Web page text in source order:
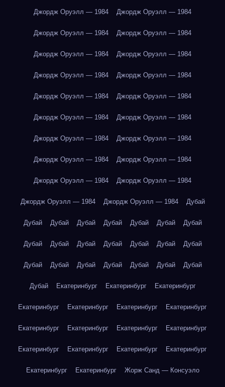
Джордж Оруэлл — 1984 Джордж Оруэлл — 1984
Джордж Оруэлл — 1984 Джордж Оруэлл — 1984
Джордж Оруэлл — 1984 Джордж Оруэлл — 1984
Джордж Оруэлл — 1984 Джордж Оруэлл — 1984
Джордж Оруэлл — 1984 Джордж Оруэлл — 1984
Джордж Оруэлл — 1984 Джордж Оруэлл — 1984
Джордж Оруэлл — 1984 Джордж Оруэлл — 1984
Джордж Оруэлл — 1984 Джордж Оруэлл — 1984
Джордж Оруэлл — 1984 Джордж Оруэлл — 1984
Джордж Оруэлл — 1984 Джордж Оруэлл — 1984 Дубай
Дубай Дубай Дубай Дубай Дубай Дубай Дубай
Дубай Дубай Дубай Дубай Дубай Дубай Дубай
Дубай Дубай Дубай Дубай Дубай Дубай Дубай
Дубай Екатеринбург Екатеринбург Екатеринбург
Екатеринбург Екатеринбург Екатеринбург Екатеринбург
Екатеринбург Екатеринбург Екатеринбург Екатеринбург
Екатеринбург Екатеринбург Екатеринбург Екатеринбург
Екатеринбург Екатеринбург Жорж Санд — Консуэло